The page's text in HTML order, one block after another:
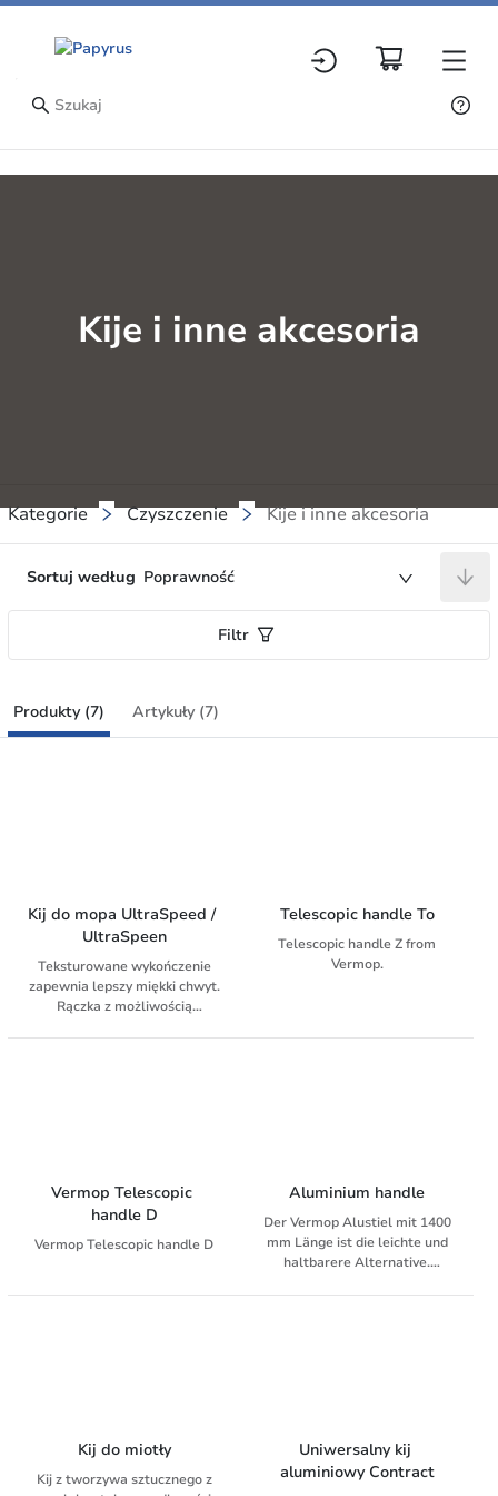
Kije i inne akcesoria
Kategorie Czyszczenie Kije i inne akcesoria
Sortuj według Poprawność
Filtr
Produkty (7) Artykuły (7)
Kij do mopa UltraSpeed /
UltraSpeen
Teksturowane wykończenie
zapewnia lepszy miękki chwyt.
Rączka z możliwością
Telescopic handle To
Telescopic handle Z from
Vermop.
Vermop Telescopic
handle D
Vermop Telescopic handle D
Aluminium handle
Der Vermop Alustiel mit 1400
mm Länge ist die leichte und
haltbarere Alternative.
Kij do miotły
Kij z tworzywa sztucznego z
Uniwersalny kij
aluminiowy Contract